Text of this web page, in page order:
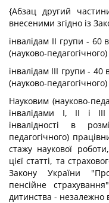
{Абзац другий
внесеними згідно із
інвалідам II групи - 60
(науково-
інвалідам III групи - 40
(науково-
Науковим (науково-
інвалідами I, II і III
інвалідності в
педагогічного)
стажу наукової
цієї статті, та
Закону України
пенсійне
дитинства - незалежно